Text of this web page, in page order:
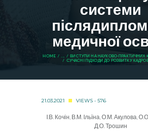
системи
медичної
HOME ...
ВИСТУПИ НА НАУКОВО-ПРАКТИЧНИХ
СУЧАСНІ ПІДХОДИ ДО РОЗВИТКУ
21.03.2021 VIEWS - 576
І.В. Кочін, В.М. Ільїна, О.М. Акулова,
Д.О. Трошин